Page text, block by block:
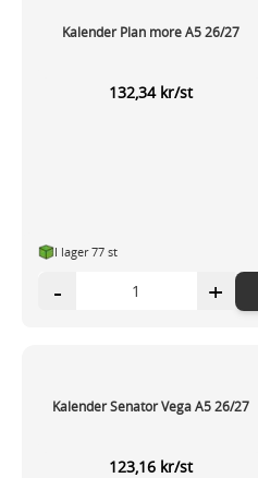
Kalender Plan more A5 26/27
132,34 kr/st
I lager 77 st
- +
Kalender Senator Vega A5 26/27
123,16 kr/st